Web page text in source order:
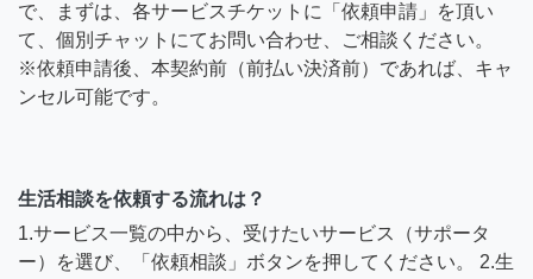
で、まずは、各サービスチケットに「依頼申請」を頂い
て、個別チャットにてお問い合わせ、ご相談ください。
※依頼申請後、本契約前（前払い決済前）であれば、キャ
ンセル可能です。
生活相談を依頼する流れは？
1.サービス一覧の中から、受けたいサービス（サポータ
ー）を選び、「依頼相談」ボタンを押してください。 2.生